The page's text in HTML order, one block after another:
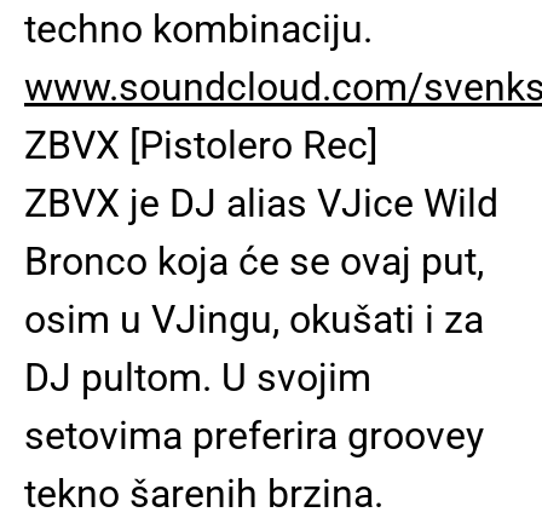
techno kombinaciju.
www.soundcloud.com/
ZBVX [Pistolero Rec]
ZBVX je DJ alias VJice Wild
Bronco koja će se ovaj put,
osim u VJingu, okušati i za
DJ pultom. U svojim
setovima preferira groovey
tekno šarenih brzina.